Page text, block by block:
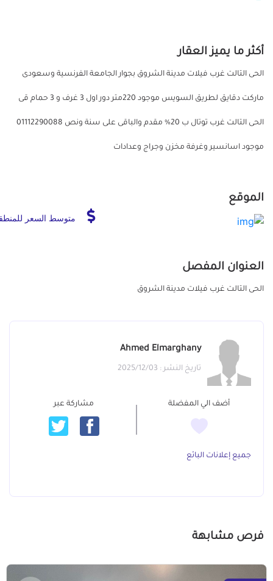
أكثر ما يميز العقار
الحى التالت غرب فيلات مدينة الشروق ‎بجوار الجامعة الفرنسية وسعودى
ماركت دقايق لطريق السويس ‎موجود 220متر دور اول 3 غرف و 3 حمام قى
الحى التالت غرب توتال ب 20% مقدم والباقى على سنة ونص ‎01112290088
موجود اسانسير وغرفة مخزن وجراج وعدادات
الموقع
متوسط السعر
العنوان المفصل
الحى التالت غرب فيلات مدينة الشروق
Ahmed Elmarghany
تاريخ النشر : 2025/12/03
أضف الي المفضلة مشاركة عبر
جميع إعلانات البائع
فرص مشابهة